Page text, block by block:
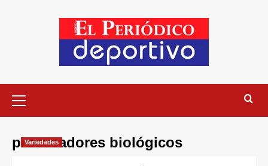
procesadores biológicos
Variedades